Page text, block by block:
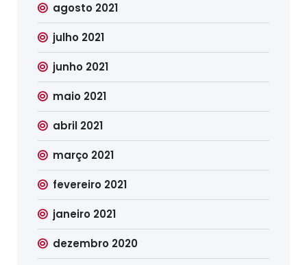
agosto 2021
julho 2021
junho 2021
maio 2021
abril 2021
março 2021
fevereiro 2021
janeiro 2021
dezembro 2020